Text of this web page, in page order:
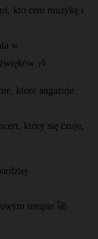
kto ceni muzykę i
w
🎶
które angażuje
który się czuje,
tempie 🚀